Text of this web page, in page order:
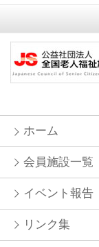
ホーム
会員施設一覧
イベント報告
リンク集